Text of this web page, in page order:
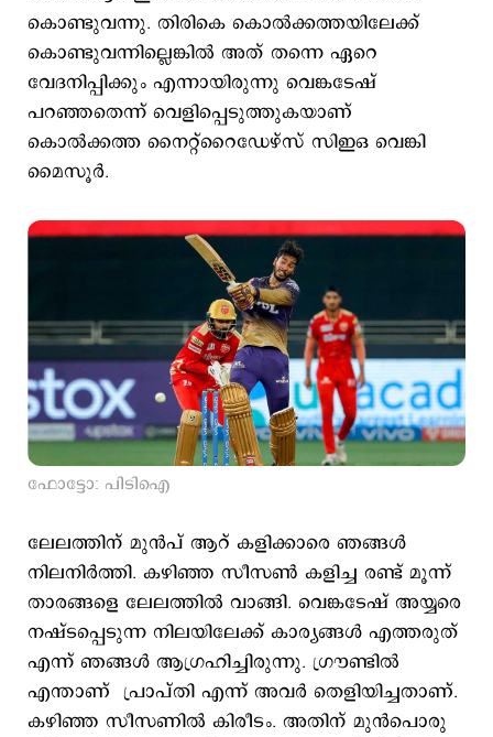
കൊണ്ടുവന്നു. തിരികെ കൊല്‍ക്കത്തയിലേക്ക്
കൊണ്ടുവന്നില്ലെങ്കില്‍ അത് തന്നെ ഏറെ
വേദനിപ്പിക്കും എന്നായിരുന്നു വെങ്കടേഷ്
പറഞ്ഞതെന്ന് വെളിപ്പെടുത്തുകയാണ്
കൊല്‍ക്കത്ത നൈറ്റ്റൈഡേഴ്സ് സിഇഒ വെങ്കി
മൈസൂര്‍.
ഫോട്ടോ: പിടിഐ
ലേലത്തിന് മുന്‍പ് ആറ് കളിക്കാരെ ഞങ്ങള്‍
നിലനിര്‍ത്തി. കഴിഞ്ഞ സീസണ്‍ കളിച്ച രണ്ട് മൂന്ന്
താരങ്ങളെ ലേലത്തില്‍ വാങ്ങി. വെങ്കടേഷ് അയ്യരെ
നഷ്ടപ്പെടുന്ന നിലയിലേക്ക് കാര്യങ്ങള്‍ എത്തരുത്
എന്ന് ഞങ്ങള്‍ ആഗ്രഹിച്ചിരുന്നു. ഗ്രൗണ്ടില്‍
എന്താണ് പ്രാപ്തി എന്ന് അവര്‍ തെളിയിച്ചതാണ്.
കഴിഞ്ഞ സീസണില്‍ കിരീടം. അതിന് മുന്‍പൊരു